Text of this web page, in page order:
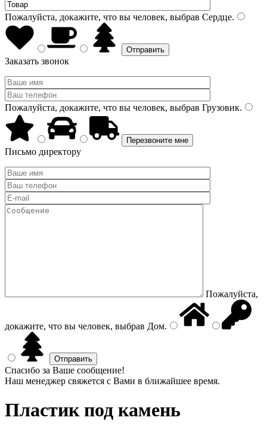
Пожалуйста, докажите, что вы человек, выбрав Сердце.
Заказать звонок
Пожалуйста, докажите, что вы человек, выбрав Грузовик.
Письмо директору
Пожалуйста,
докажите, что вы человек, выбрав Дом.
Спасибо за Ваше сообщение!
Наш менеджер свяжется с Вами в ближайшее время.
Пластик под камень